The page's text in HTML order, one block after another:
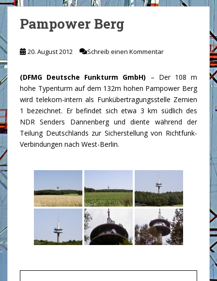
Pampower Berg
20. August 2012 Schreib einen Kommentar
(DFMG Deutsche Funkturm GmbH) – Der 108 m
hohe Typenturm auf dem 132m hohen Pampower Berg
wird telekom-intern als Funkübertragungsstelle Zernien
1 bezeichnet. Er befindet sich etwa 3 km südlich des
NDR Senders Dannenbergund diente während der
Teilung Deutschlands zur Sicherstellung von Richtfunk-
Verbindungen nach West-Berlin.